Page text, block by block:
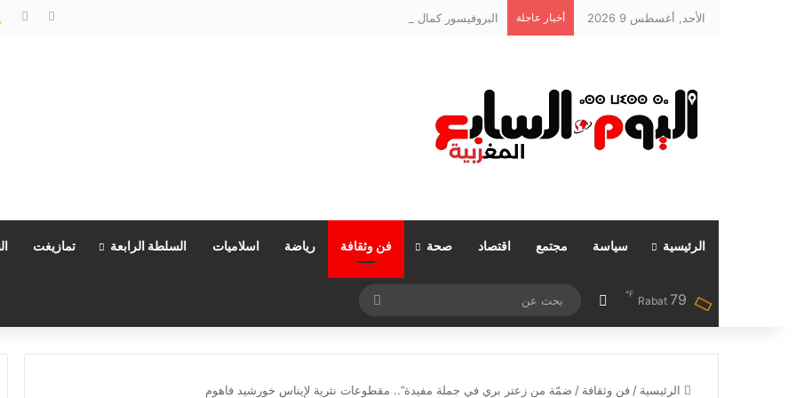
الأحد, أغسطس 9 2026 أخبار عاجلة
الرئيسية سياسة مجتمع اقتصاد صحة فن وثقافة رياضة اسلاميات السلطة الرابعة تمازيغت
Rabat 79
℉ مقال عشوائي
عن
الرئيسية / فن وثقافة / ضمّة من زعتر بري في جملة مفيدة”.. مقطوعات نثرية لإيناس خورشيد فاهوم